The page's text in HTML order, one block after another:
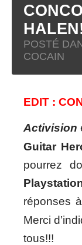
POSTÉ
COCAIN
EDIT :
Activision
Guitar
pourrez
réponses à
Merci
tous!!!